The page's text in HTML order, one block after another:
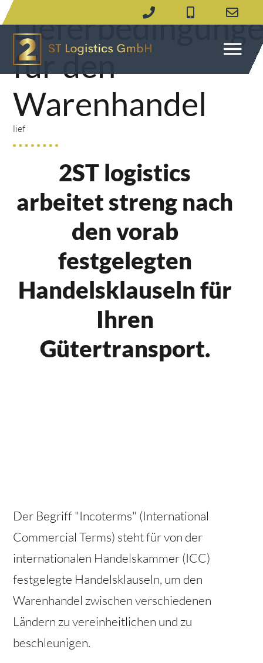
für den
Warenhandel
lief
2ST logistics
arbeitet streng nach
den vorab
festgelegten
Handelsklauseln für
Ihren
Gütertransport.
Der Begriff "Incoterms" (International
Commercial Terms) steht für von der
internationalen Handelskammer (ICC)
festgelegte Handelsklauseln, um den
Warenhandel zwischen verschiedenen
Ländern zu vereinheitlichen und zu
beschleunigen.